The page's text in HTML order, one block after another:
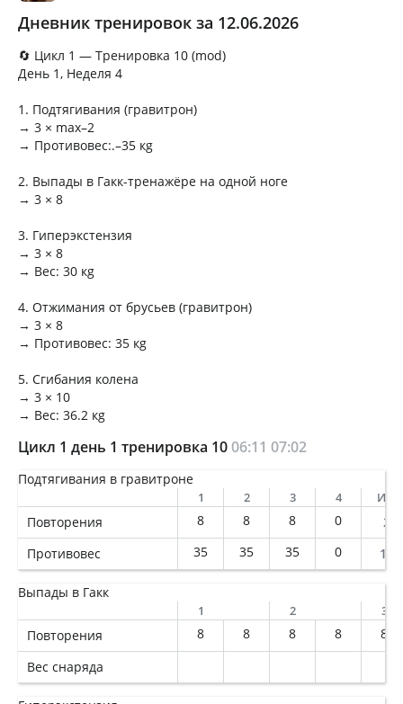
Дневник тренировок за 12.06.2026
🔄 Цикл 1 — Тренировка 10 (mod)
День 1, Неделя 4
1. Подтягивания (гравитрон)
→ 3 × max–2
→ Противовес:.–35 кg
2. Выпады в Гакк-тренажёре на одной ноге
→ 3 × 8
3. Гиперэкстензия
→ 3 × 8
→ Вес: 30 кg
4. Отжимания от брусьев (гравитрон)
→ 3 × 8
→ Противовес: 35 кg
5. Сгибания колена
→ 3 × 10
→ Вес: 36.2 кg
Цикл 1 день 1 тренировка 1006:11 07:02
Подтягивания в гравитроне
1 2 3 4
Повторения 8 8 8 0
24
Противовес
35 35 35 0 105
Выпады в Гакк
1 2 3
Повторения 8 8 8 8
8
Вес снаряда